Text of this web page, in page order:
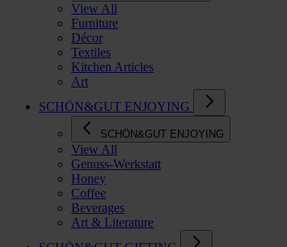
View All
Furniture
Décor
Textiles
Kitchen Articles
Art
SCHÖN&GUT ENJOYING
SCHÖN&GUT ENJOYING
View All
Genuss-Werkstatt
Honey
Coffee
Beverages
Art & Literature